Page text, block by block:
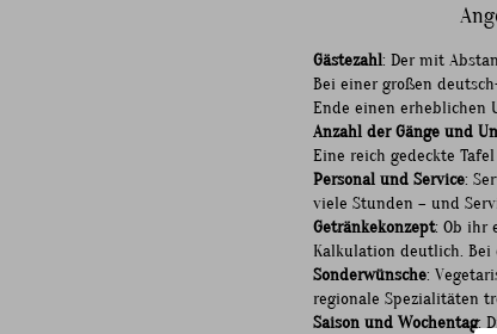
Gästezahl: Der mit
Bei einer großen
Ende einen erheblichen
Anzahl der Gänge und
Eine reich gedeckte
Personal und Service:
viele Stunden – und
Getränkekonzept: Ob ihr
Kalkulation deutlich. Bei
Sonderwünsche:
regionale Spezialitäten
Saison und Wochentag: